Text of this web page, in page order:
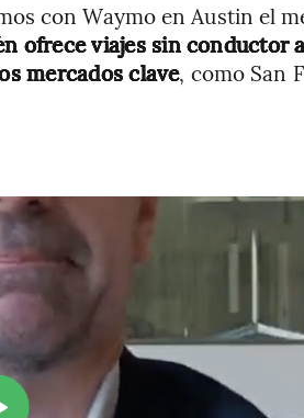
con Waymo en Austin el
ofrece viajes sin conductor
mercados clave, como San